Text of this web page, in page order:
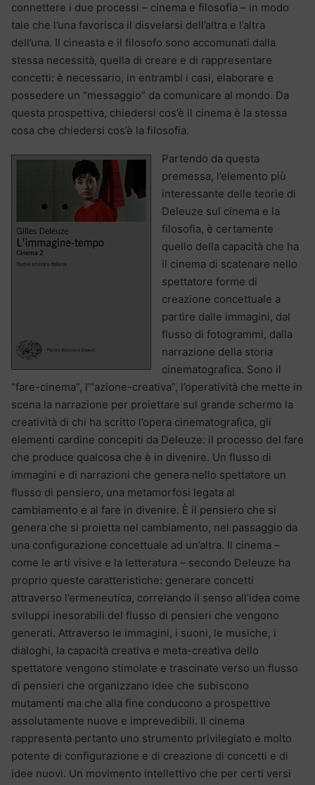
connettere i due processi – cinema e filosofia – in modo
tale che l’una favorisca il disvelarsi dell’altra e l’altra
dell’una. Il cineasta e il filosofo sono accomunati dalla
stessa necessità, quella di creare e di rappresentare
concetti: è necessario, in entrambi i casi, elaborare e
possedere un “messaggio” da comunicare al mondo. Da
questa prospettiva, chiedersi cos’è il cinema è la stessa
cosa che chiedersi cos’è la filosofia.
Partendo da questa
premessa, l’elemento più
interessante delle teorie di
Deleuze sul cinema e la
filosofia, è certamente
quello della capacità che ha
il cinema di scatenare nello
spettatore forme di
creazione concettuale a
partire dalle immagini, dal
flusso di fotogrammi, dalla
narrazione della storia
cinematografica. Sono il
“fare-cinema”, l’“azione-creativa”, l’operatività che mette in
scena la narrazione per proiettare sul grande schermo la
creatività di chi ha scritto l’opera cinematografica, gli
elementi cardine concepiti da Deleuze: il processo del fare
che produce qualcosa che è in divenire. Un flusso di
immagini e di narrazioni che genera nello spettatore un
flusso di pensiero, una metamorfosi legata al
cambiamento e al fare in divenire. È il pensiero che si
genera che si proietta nel cambiamento, nel passaggio da
una configurazione concettuale ad un’altra. Il cinema –
come le arti visive e la letteratura – secondo Deleuze ha
proprio queste caratteristiche: generare concetti
attraverso l’ermeneutica, correlando il senso all’idea come
sviluppi inesorabili del flusso di pensieri che vengono
generati. Attraverso le immagini, i suoni, le musiche, i
dialoghi, la capacità creativa e meta-creativa dello
spettatore vengono stimolate e trascinate verso un flusso
di pensieri che organizzano idee che subiscono
mutamenti ma che alla fine conducono a prospettive
assolutamente nuove e imprevedibili. Il cinema
rappresenta pertanto uno strumento privilegiato e molto
potente di configurazione e di creazione di concetti e di
idee nuovi. Un movimento intellettivo che per certi versi